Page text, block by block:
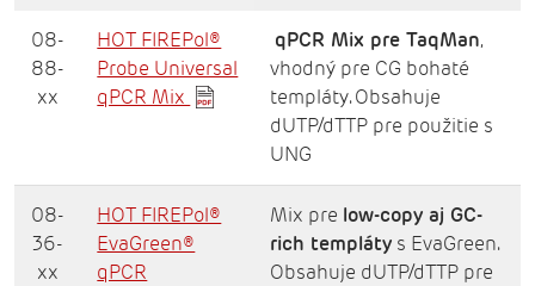
08-
88-
xx
HOT FIREPol®
Probe Universal
qPCR Mix
qPCR Mix pre TaqMan,
vhodný pre CG bohaté
templáty. Obsahuje
dUTP/dTTP pre použitie s
UNG
08-
36-
xx
HOT FIREPol®
EvaGreen®
qPCR
Mix pre low-copy aj GC-
rich templáty s EvaGreen.
Obsahuje dUTP/dTTP pre